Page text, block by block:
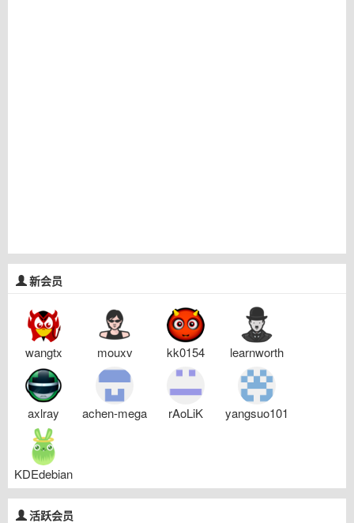
新会员
wangtx mouxv kk0154 learnworth
axlray achen-mega rAoLiK yangsuo101
KDEdebian
活跃会员